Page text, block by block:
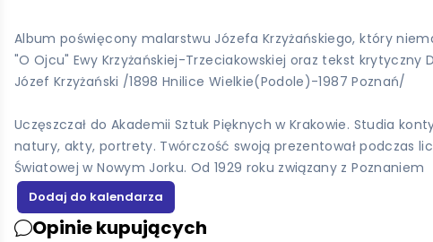
Album poświęcony malarstwu Józefa Krzyżańskiego, który
"O Ojcu" Ewy Krzyżańskiej-Trzeciakowskiej oraz tekst
Józef Krzyżański /1898 Hnilice Wielkie(Podole)-1987 Poznań/
Uczęszczał do Akademii Sztuk Pięknych w Krakowie. Studia
natury, akty, portrety. Twórczość swoją prezentował podczas
Światowej w Nowym Jorku. Od 1929 roku związany z Poznaniem
Opinie kupujących